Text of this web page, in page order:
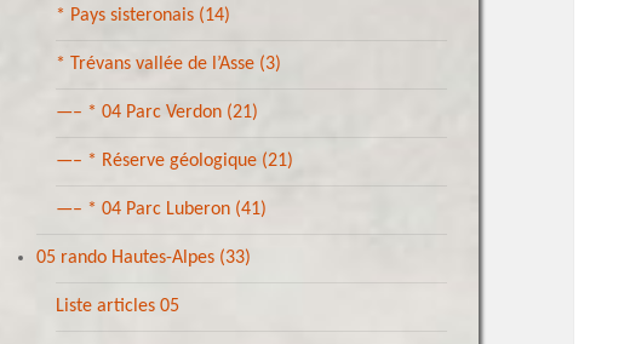
* Pays sisteronais (14)
* Trévans vallée de l’Asse (3)
—– * 04 Parc Verdon (21)
—– * Réserve géologique (21)
—– * 04 Parc Luberon (41)
05 rando Hautes-Alpes (33)
Liste articles 05